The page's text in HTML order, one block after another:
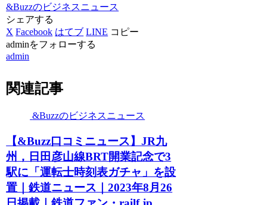
&Buzzのビジネスニュース
シェアする
X Facebook はてブ LINE コピー
adminをフォローする
admin
関連記事
&Buzzのビジネスニュース
【&Buzz口コミニュース】JR九
州，日田彦山線BRT開業記念で3
駅に「運転士時刻表ガチャ」を設
置｜鉄道ニュース｜2023年8月26